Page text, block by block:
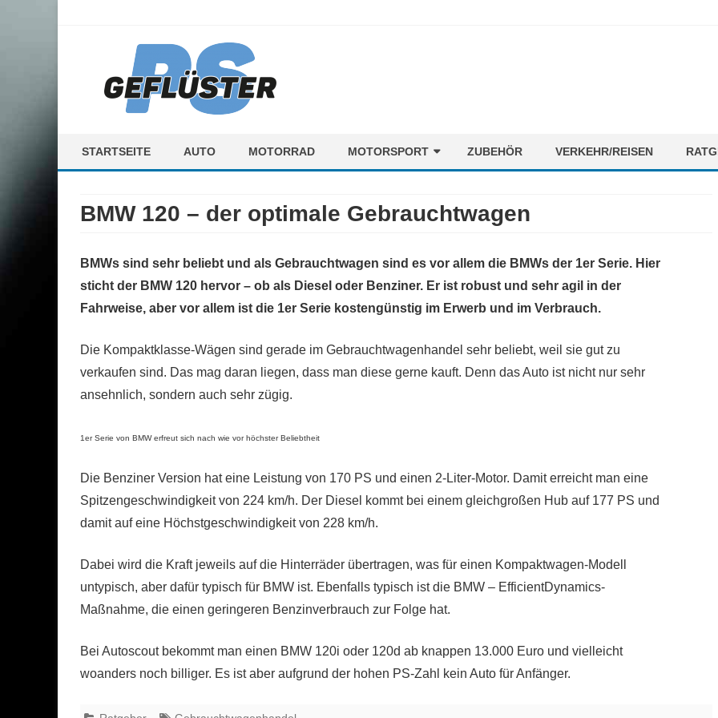
STARTSEITE AUTO MOTORRAD MOTORSPORT
FAHRER
TEAMS
MOTORENMIX
ZUBEHÖR VERKEHR/REISEN
BMW 120 – der optimale Gebrauchtwagen
BMWs sind sehr beliebt und als Gebrauchtwagen sind es vor allem die BMWs der 1er Serie. Hier
sticht der BMW 120 hervor – ob als Diesel oder Benziner. Er ist robust und sehr agil in der
Fahrweise, aber vor allem ist die 1er Serie kostengünstig im Erwerb und im Verbrauch.
Die Kompaktklasse-Wägen sind gerade im Gebrauchtwagenhandel sehr beliebt, weil sie gut zu
verkaufen sind. Das mag daran liegen, dass man diese gerne kauft. Denn das Auto ist nicht nur sehr
ansehnlich, sondern auch sehr zügig.
1er Serie von BMW erfreut sich nach wie vor höchster Beliebtheit
Die Benziner Version hat eine Leistung von 170 PS und einen 2-Liter-Motor. Damit erreicht man eine
Spitzengeschwindigkeit von 224 km/h. Der Diesel kommt bei einem gleichgroßen Hub auf 177 PS und
damit auf eine Höchstgeschwindigkeit von 228 km/h.
Dabei wird die Kraft jeweils auf die Hinterräder übertragen, was für einen Kompaktwagen-Modell
untypisch, aber dafür typisch für BMW ist. Ebenfalls typisch ist die BMW – EfficientDynamics-
Maßnahme, die einen geringeren Benzinverbrauch zur Folge hat.
Bei Autoscout bekommt man einen BMW 120i oder 120d ab knappen 13.000 Euro und vielleicht
woanders noch billiger. Es ist aber aufgrund der hohen PS-Zahl kein Auto für Anfänger.